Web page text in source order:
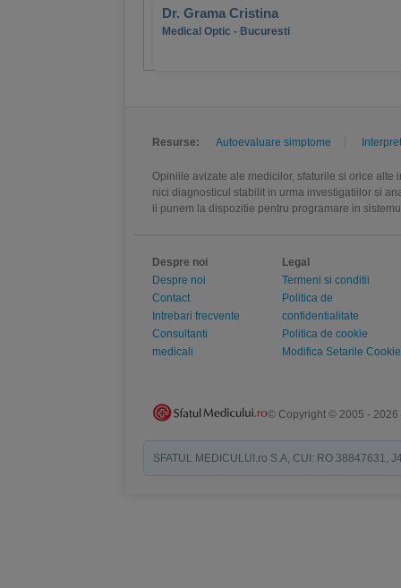
Dr. Grama Cristina
Medical Optic - Bucuresti
Resurse: Autoevaluare simptome
Opiniile avizate ale medicilor, sfaturile si orice
nici diagnosticul stabilit in urma investigatiilor si
ii punem la dispozitie pentru programare in
Despre noi
Despre noi
Contact
Intrebari frecvente
Consultanti
medicali
Legal
Termeni si conditii
Politica de
confidentialitate
Politica de cookie
Modifica Setarile Cookie
© Copyright © 2005 - 2026
SFATUL MEDICULUI.ro S.A, CUI: RO 38847631,